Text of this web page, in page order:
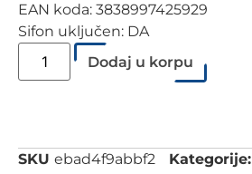
EAN koda: 3838997425929
Sifon uključen: DA
Dodaj u korpu
SKU ebad4f9abbf2 Kategorije: